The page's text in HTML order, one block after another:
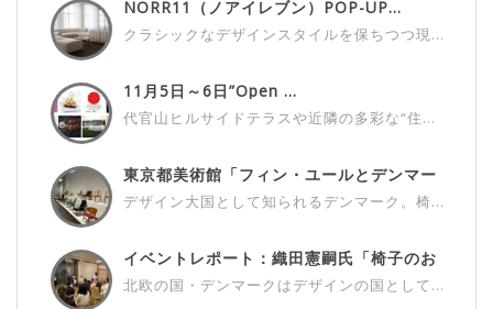
NORR11（ノアイレブン）POP-UP...
クラシックなデザインスタイルを保ちつつ現...
11月5日～6日”Open ...
代官山ヒルサイドテラスや近隣の多彩な“住...
東京都美術館「フィン・ユールとデンマー
ク...
デザイン大国として知られるデンマーク。椅...
イベントレポート：織田憲嗣氏「椅子のお
話...
北欧の国・デンマークはデザインの国として...